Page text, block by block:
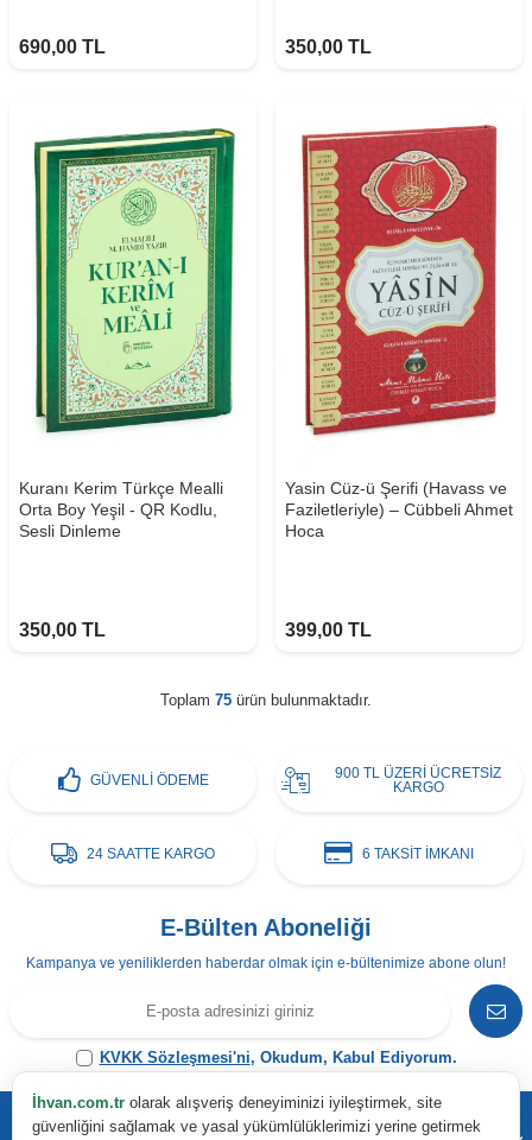
690,00 TL 350,00 TL
Kuranı Kerim Türkçe Mealli
Orta Boy Yeşil - QR Kodlu,
Sesli Dinleme
350,00 TL
Yasin Cüz-ü Şerifi (Havass ve
Faziletleriyle) – Cübbeli Ahmet
Hoca
399,00 TL
Toplam 75 ürün bulunmaktadır.
GÜVENLİ ÖDEME
900 TL ÜZERİ ÜCRETSİZ
KARGO
24 SAATTE KARGO 6 TAKSİT İMKANI
E-Bülten Aboneliği
Kampanya ve yeniliklerden haberdar olmak için e-bültenimize abone olun!
KVKK Sözleşmesi'ni, Okudum, Kabul Ediyorum.
İhvan.com.tr olarak alışveriş deneyiminizi iyileştirmek, site
güvenliğini sağlamak ve yasal yükümlülüklerimizi yerine getirmek